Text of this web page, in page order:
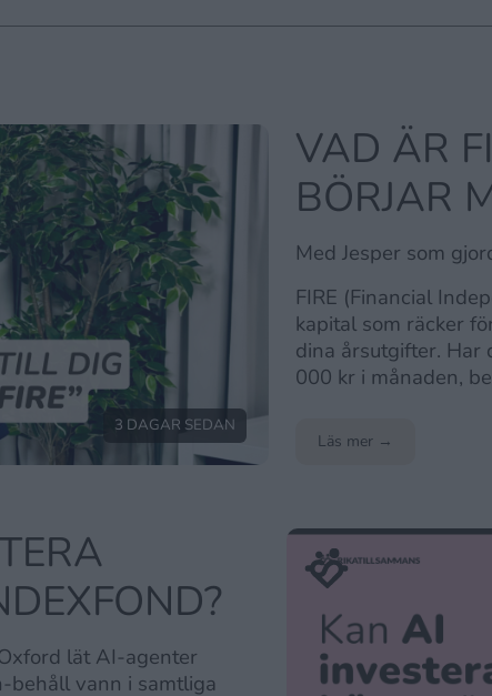
3 DAGAR SEDAN
VAD ÄR
BÖRJAR
Med Jesper som
FIRE (Financial
kapital som räcker
dina årsutgifter. Har
000 kr i månaden,
Läs mer →
lät AI-agenter
behåll vann i samtliga